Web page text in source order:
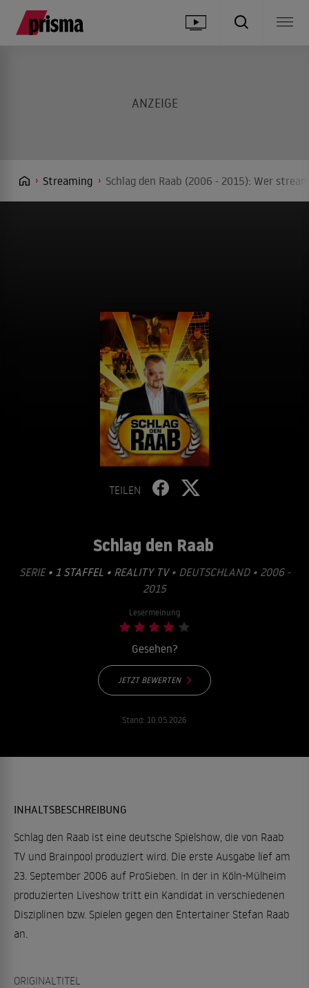
Streaming Schlag den Raab (2006 - 2015): Wer
TEILEN
Schlag den Raab
SERIE • 1 STAFFEL • REALITY TV• DEUTSCHLAND • 2006 -
2015
Lesermeinung
Gesehen?
JETZT BEWERTEN
Stand: 10.05.2026
INHALTSBESCHREIBUNG
Schlag den Raab ist eine deutsche Spielshow, die von Raab
TV und Brainpool produziert wird. Die erste Ausgabe lief am
23. September 2006 auf ProSieben. In der in Köln-Mülheim
produzierten Liveshow tritt ein Kandidat in verschiedenen
Disziplinen bzw. Spielen gegen den Entertainer Stefan Raab
an.
ORIGINALTITEL